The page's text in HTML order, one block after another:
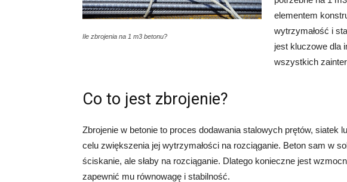
Ile zbrojenia na 1 m3 betonu?
elementem
wytrzymałość i
jest kluczowe dla
wszystkich
Co to jest zbrojenie?
Zbrojenie w betonie to proces dodawania stalowych prętów, siatek
celu zwiększenia jej wytrzymałości na rozciąganie. Beton sam w
ściskanie, ale słaby na rozciąganie. Dlatego konieczne jest
zapewnić mu równowagę i stabilność.